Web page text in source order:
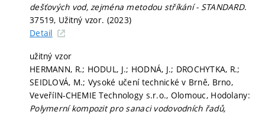
dešťových vod, zejména metodou stříkání - STANDARD.
37519, Užitný vzor. (2023)
Detail
užitný vzor
HERMANN, R.; HODUL, J.; HODNÁ, J.; DROCHYTKA, R.;
SEIDLOVÁ, M.; Vysoké učení technické v Brně, Brno,
VeveříIN-CHEMIE Technology s.r.o., Olomouc, Hodolany:
Polymerní kompozit pro sanaci vodovodních řadů,